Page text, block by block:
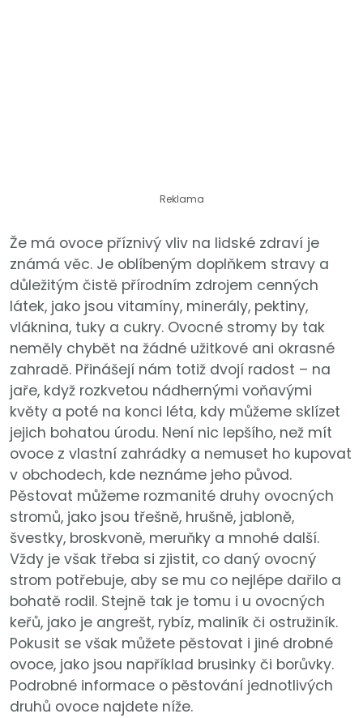
Reklama
Že má ovoce příznivý vliv na lidské zdraví je
známá věc. Je oblíbeným doplňkem stravy a
důležitým čistě přírodním zdrojem cenných
látek, jako jsou vitamíny, minerály, pektiny,
vláknina, tuky a cukry. Ovocné stromy by tak
neměly chybět na žádné užitkové ani okrasné
zahradě. Přinášejí nám totiž dvojí radost – na
jaře, když rozkvetou nádhernými voňavými
květy a poté na konci léta, kdy můžeme sklízet
jejich bohatou úrodu. Není nic lepšího, než mít
ovoce z vlastní zahrádky a nemuset ho kupovat
v obchodech, kde neznáme jeho původ.
Pěstovat můžeme rozmanité druhy ovocných
stromů, jako jsou třešně, hrušně, jabloně,
švestky, broskvoně, meruňky a mnohé další.
Vždy je však třeba si zjistit, co daný ovocný
strom potřebuje, aby se mu co nejlépe dařilo a
bohatě rodil. Stejně tak je tomu i u ovocných
keřů, jako je angrešt, rybíz, maliník či ostružiník.
Pokusit se však můžete pěstovat i jiné drobné
ovoce, jako jsou například brusinky či borůvky.
Podrobné informace o pěstování jednotlivých
druhů ovoce najdete níže.